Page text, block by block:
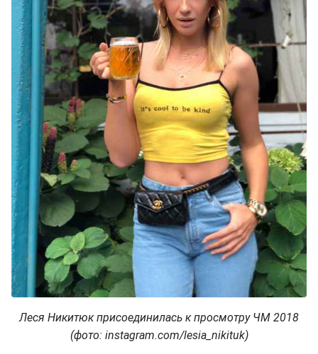
Леся Никитюк присоединилась к просмотру ЧМ 2018
(фото: instagram.com/lesia_nikituk)